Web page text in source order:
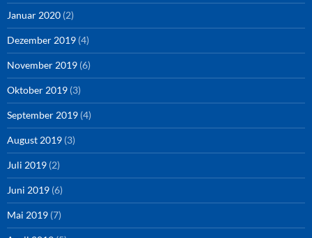
Januar 2020 (2)
Dezember 2019 (4)
November 2019 (6)
Oktober 2019 (3)
September 2019 (4)
August 2019 (3)
Juli 2019 (2)
Juni 2019 (6)
Mai 2019 (7)